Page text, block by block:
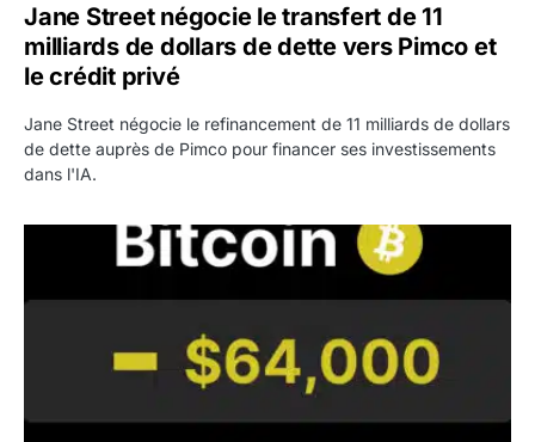
Jane Street négocie le transfert de 11
milliards de dollars de dette vers Pimco et
le crédit privé
Jane Street négocie le refinancement de 11 milliards de dollars
de dette auprès de Pimco pour financer ses investissements
dans l'IA.
Bitcoin stagne à 64 000 dollars pendant que les